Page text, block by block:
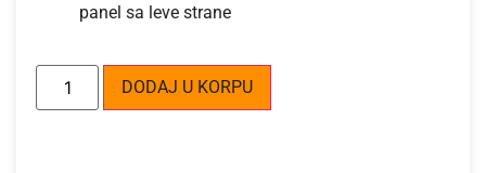
panel sa leve strane
DODAJ U KORPU